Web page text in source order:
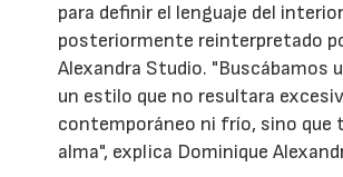
para definir el lenguaje del
posteriormente reinterpretado
Alexandra Studio. "Buscábamos
un estilo que no resultara
contemporáneo ni frío, sino que
alma", explica Dominique